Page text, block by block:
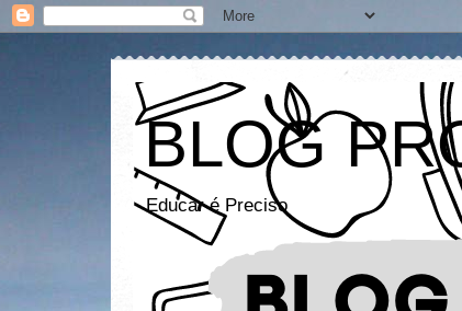
BLOG
Educar é Preciso